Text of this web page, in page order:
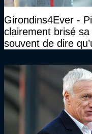
Girondins4Ever -
clairement brisé
souvent de dire